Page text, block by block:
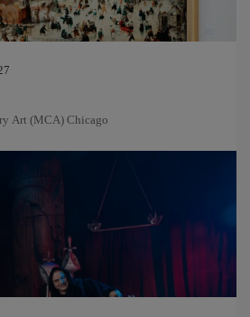
Art (MCA) Chicago